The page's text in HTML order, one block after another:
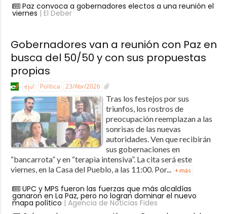
Paz convoca a gobernadores electos a una reunión el
viernes | El Deber
Gobernadores van a reunión con Paz en
busca del 50/50 y con sus propuestas
propias
eju! Política 23/Abr/2026
Tras los festejos por sus
triunfos, los rostros de
preocupación reemplazan a las
sonrisas de las nuevas
autoridades. Ven que recibirán
sus gobernaciones en
“bancarrota” y en “terapia intensiva”. La cita será este
viernes, en la Casa del Pueblo, a las 11:00. Por...
+ más
UPC y MPS fueron las fuerzas que más alcaldías
ganaron en La Paz, pero no logran dominar el nuevo
mapa político | Agencia de Noticias Fides